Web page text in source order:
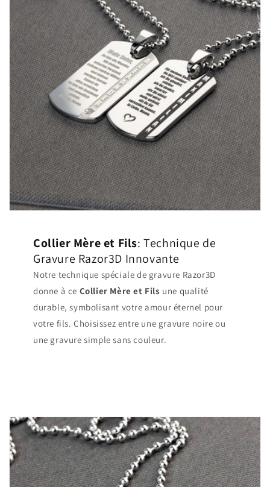
Collier Mère et Fils: Technique de
Gravure Razor3D Innovante
Notre technique spéciale de gravure Razor3D
donne à ce Collier Mère et Fils une qualité
durable, symbolisant votre amour éternel pour
votre fils. Choisissez entre une gravure noire ou
une gravure simple sans couleur.